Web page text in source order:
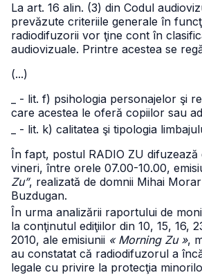
La art. 16 alin. (3) din Codul
prevăzute criteriile generale în
radiodifuzorii vor ţine cont în
audiovizuale. Printre acestea se
(...)
_ - lit. f) psihologia personajelor şi
care acestea le oferă copiilor sau
_ - lit. k) calitatea şi tipologia
În fapt, postul RADIO ZU difuzează
vineri, între orele 07.00-10.00,
Zu”, realizată de domnii Mihai
Buzdugan.
În urma analizării raportului de
la conţinutul ediţiilor din 10, 15, 16,
2010, ale emisiunii « Morning Zu »,
au constatat că radiodifuzorul a
legale cu privire la protecţia